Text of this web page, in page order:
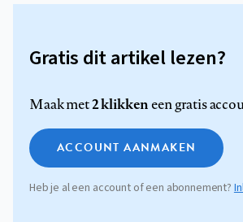
Gratis dit artikel lezen?
Maak met2 klikkeneen gratis
ACCOUNT AANMAKEN
Heb je al een account of een abonnement?